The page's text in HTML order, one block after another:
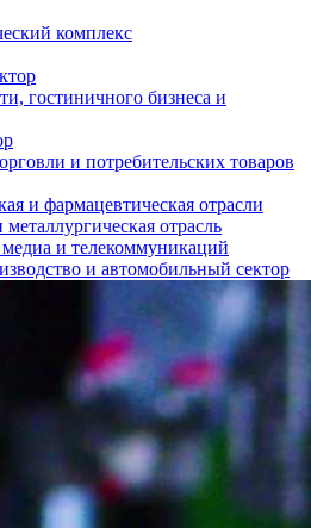
комплекс
гостиничного бизнеса и
и потребительских товаров
и фармацевтическая отрасли
отрасль
и телекоммуникаций
и автомобильный сектор